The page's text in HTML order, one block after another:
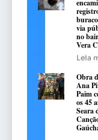
via
no
Vera
Leia
Obra
Ana
Paim
os 45
Seara